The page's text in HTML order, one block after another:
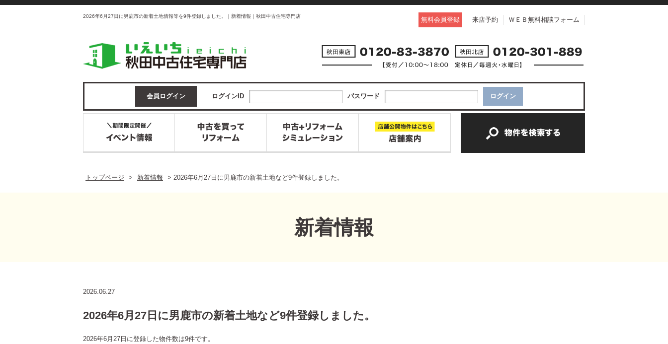
2026年6月27日に男鹿市の新着土地情報等を9件登録しました。｜新着情報｜秋田中古住宅専門店 無料会員登録 来店予約 ＷＥＢ無料相談フォーム
会員ログイン ログインID パスワード
トップページ
> 新着情報 > 2026年6月27日に男鹿市の新着土地など9件登録しました。
新着情報
2026.06.27
2026年6月27日に男鹿市の新着土地など9件登録しました。
2026年6月27日に登録した物件数は9件です。